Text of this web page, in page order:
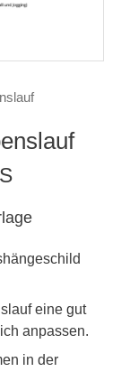
eine gut
anpassen.
in der